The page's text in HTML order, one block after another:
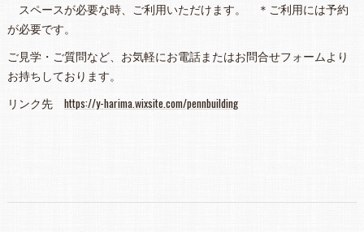
スペースが必要な時、ご利用いただけます。 ＊ご利用には予約
が必要です。
ご見学・ご質問など、お気軽にお電話またはお問合せフォームより
お持ちしております。
リンク先 https://y-harima.wixsite.com/pennbuilding